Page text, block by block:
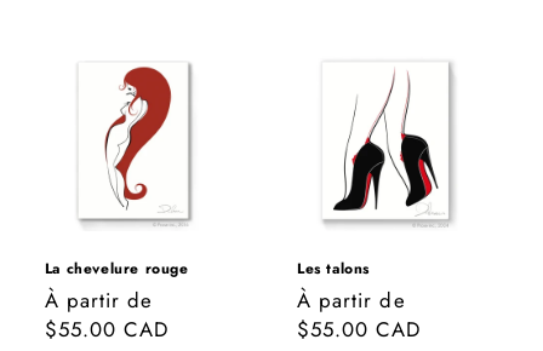
La chevelure rouge
Prix
habituel
À partir de
$55.00 CAD
Les talons
Prix
habituel
À partir de
$55.00 CAD